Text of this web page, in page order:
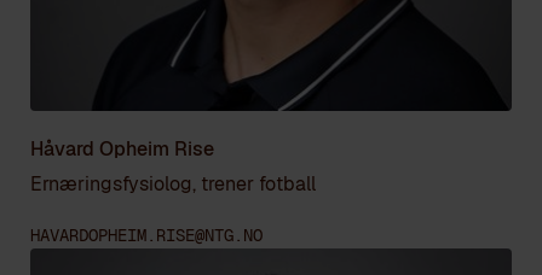
Håvard Opheim Rise
Ernæringsfysiolog, trener fotball
HAVARDOPHEIM.RISE@NTG.NO